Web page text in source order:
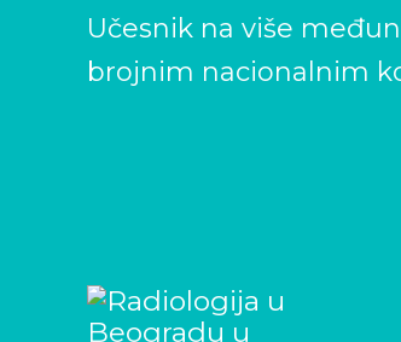
Učesnik na više
brojnim nacionalnim